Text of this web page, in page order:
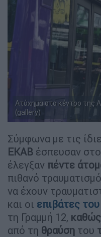
Ατύχημα στο κέντρο της
(gallery)
Σύμφωνα με τις
ΕΚΑΒ έσπευσαν
έλεγξαν πέντε
πιθανό
να έχουν
και οι επιβάτες
τη Γραμμή 12, καθώς
από τη θραύση του